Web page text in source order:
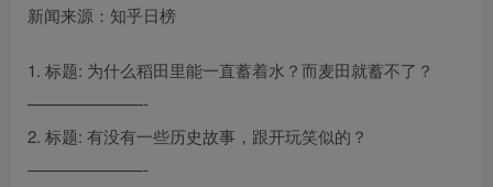
新闻来源：知乎日榜
1. 标题: 为什么稻田里能一直蓄着水？而麦田就蓄不了？
———————-
2. 标题: 有没有一些历史故事，跟开玩笑似的？
———————-